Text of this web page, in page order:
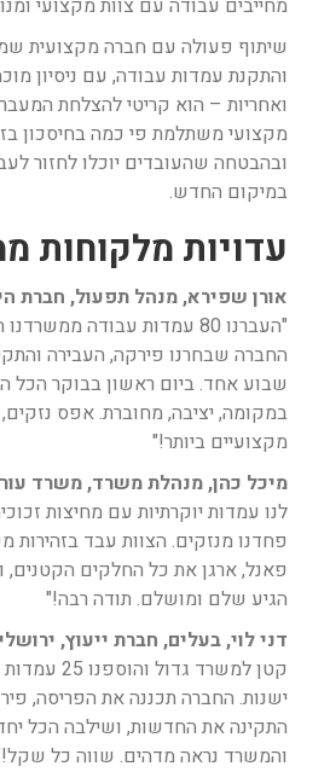
מחייבים עבודה עם צוות מקצועי
שיתוף פעולה עם חברה מקצועית
והתקנת עמדות עבודה, עם ניסיון
ואחריות – הוא קריטי להצלחת
מקצועי משתלמת פי כמה בחיסכון
ובהבטחה שהעובדים יוכלו לחזור
במיקום החדש.
עדויות מלקוחות
אורן שפירא, מנהל תפעול, חברת
"העברנו 80 עמדות עבודה
החברה שבחרנו פירקה, העבירה
שבוע אחד. ביום ראשון בבוקר הכל
במקומה, יציבה, מחוברת. אפס
מקצועיים ביותר!"
מיכל כהן, מנהלת משרד, משרד
לנו עמדות יוקרתיות עם מחיצות
פחדנו מנזקים. הצוות עבד
פאנל, ארגן את כל החלקים הקטנים,
הגיע שלם ומושלם. תודה רבה!"
דני לוי, בעלים, חברת ייעוץ,
ישנות. החברה תכננה את הפריסה,
התקינה את החדשות, ושילבה הכל
והמשרד נראה מדהים. שווה כל